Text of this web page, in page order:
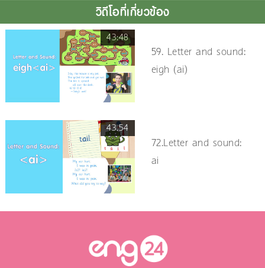
วิดีโอที่เกี่ยวข้อง
43:48
59. Letter and sound:
eigh (ai)
43.54
72.Letter and sound:
ai